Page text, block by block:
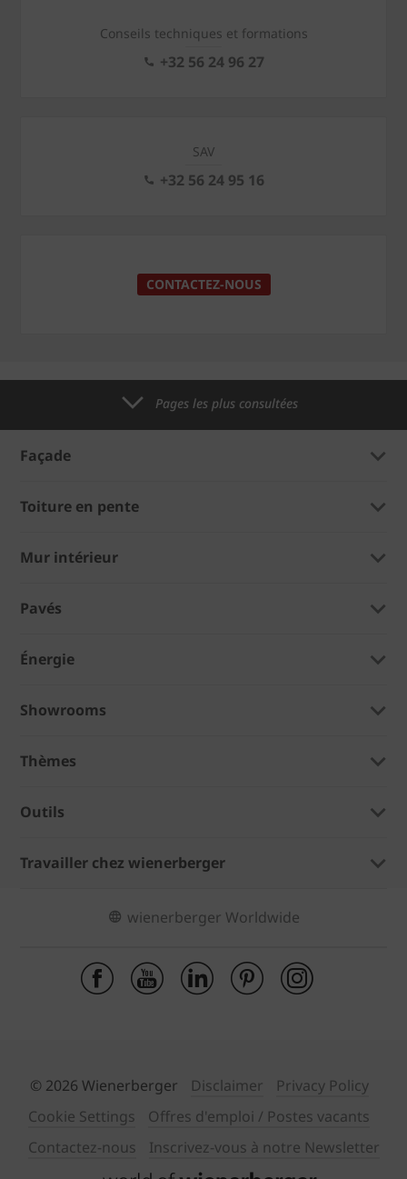
Conseils techniques et formations
+32 56 24 96 27
SAV
+32 56 24 95 16
CONTACTEZ-NOUS
Pages les plus consultées
Façade
Toiture en pente
Mur intérieur
Pavés
Énergie
Showrooms
Thèmes
Outils
Travailler chez wienerberger
wienerberger Worldwide
© 2026 Wienerberger Disclaimer
Privacy Policy
Cookie Settings
Offres d'emploi / Postes vacants
Contactez-nous
Inscrivez-vous à notre Newsletter